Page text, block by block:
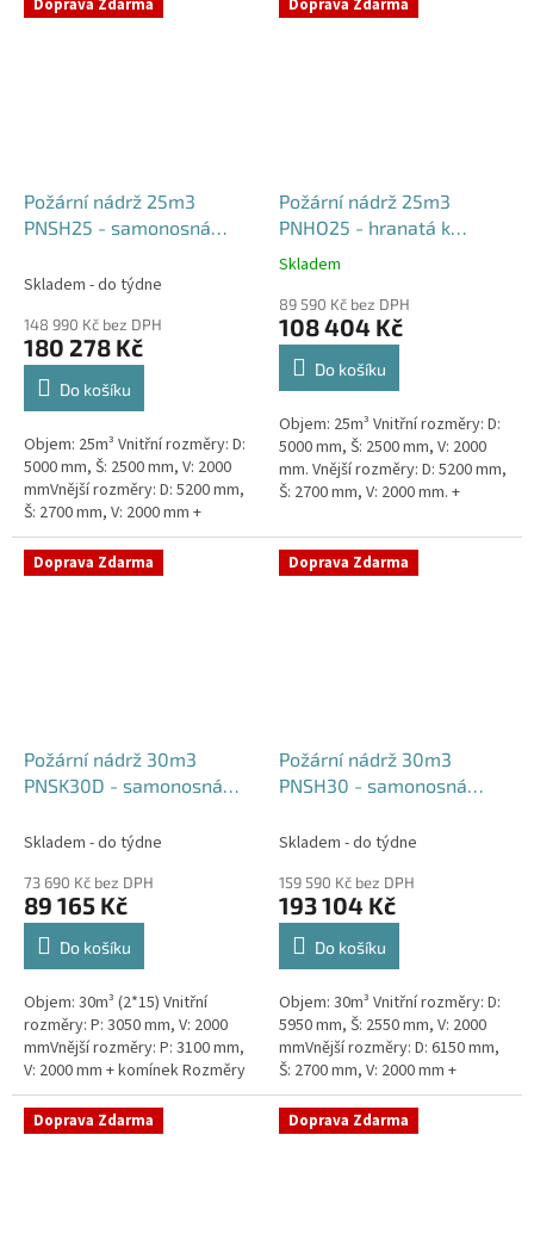
Doprava Zdarma
Požární nádrž 25m3
PNSH25 - samonosná
Skladem - do týdne
148 990 Kč bez DPH
180 278 Kč
Do košíku
Objem: 25m³ Vnitřní rozměry: D:
5000 mm, Š: 2500 mm, V: 2000
mmVnější rozměry: D: 5200 mm,
Š: 2700 mm, V: 2000 mm +
komínek Běžná doba dodání 2-3
týdny od objednávky. Rozměry...
Doprava Zdarma
Požární nádrž 25m3
PNHO25 - hranatá k
obetonování
Průměrné
produktu
je
5,0
hvězdiček.
Skladem
89 590 Kč bez DPH
108 404 Kč
Do košíku
Objem: 25m³ Vnitřní rozměry: D:
5000 mm, Š: 2500 mm, V: 2000
mm. Vnější rozměry: D: 5200 mm,
Š: 2700 mm, V: 2000 mm. +
týdny od objednávky....
Doprava Zdarma
Požární nádrž 30m3
PNSK30D - samonosná
Skladem - do týdne
73 690 Kč bez DPH
89 165 Kč
Do košíku
Objem: 30m³ (2*15) Vnitřní
rozměry: P: 3050 mm, V: 2000
mmVnější rozměry: P: 3100 mm,
V: 2000 mm + komínek Rozměry
nádrže možno jakkoliv upravit -
vyrobíme nádrž na...
Doprava Zdarma
Požární nádrž 30m3
PNSH30 - samonosná
Skladem - do týdne
159 590 Kč bez DPH
193 104 Kč
Do košíku
Objem: 30m³ Vnitřní rozměry: D:
5950 mm, Š: 2550 mm, V: 2000
mmVnější rozměry: D: 6150 mm,
Š: 2700 mm, V: 2000 mm +
komínek Běžná doba dodání 2-3
týdny od objednávky. Rozměry...
Doprava Zdarma Doprava Zdarma